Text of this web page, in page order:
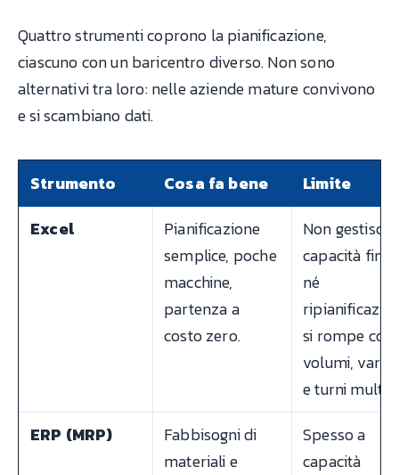
Quattro strumenti coprono la pianificazione,
ciascuno con un baricentro diverso. Non sono
alternativi tra loro: nelle aziende mature convivono
e si scambiano dati.
Strumento Cosa fa bene
Limite
Excel
Pianificazione
semplice, poche
macchine,
partenza a
costo zero.
Non gestisce
capacità finita
né
si rompe con
volumi,
e turni
ERP (MRP)
Fabbisogni di
materiali e
Spesso a
capacità